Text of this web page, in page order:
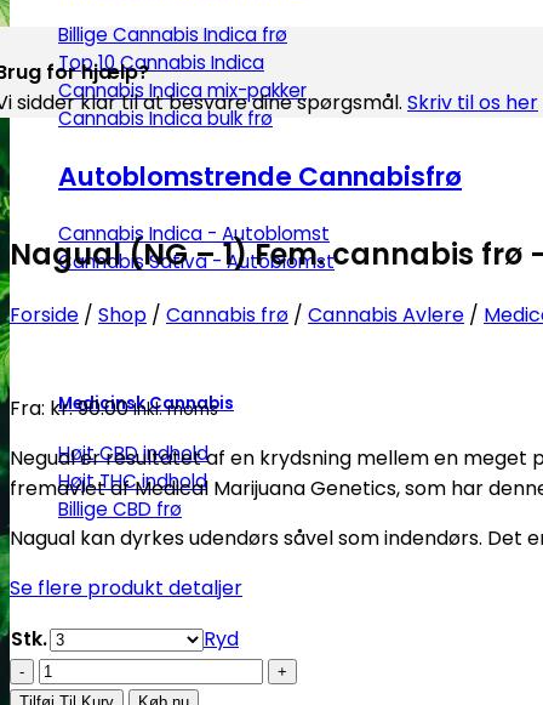
Billige Cannabis Indica frø
Top 10 Cannabis Indica
Cannabis Indica mix-pakker
Cannabis Indica bulk frø
Autoblomstrende Cannabisfrø
Cannabis Indica - Autoblomst
Cannabis Sativa - Autoblomst
Medicinsk Cannabis
Højt CBD indhold
Højt THC indhold
Billige CBD frø
for hjælp?
sidder klar til at besvare dine spørgsmål. Skriv til os her
Nagual (NG – 1) Fem. cannabis
Forside / Shop / Cannabis frø / Cannabis Avlere /
Fra: kr.90.00 Inkl. moms
Negual er resultatet af en krydsning mellem en meget
fremavlet af Medical Marijuana Genetics, som har
Nagual kan dyrkes udendørs såvel som indendørs.
Se flere produkt detaljer
Stk.
Ryd
Nagual